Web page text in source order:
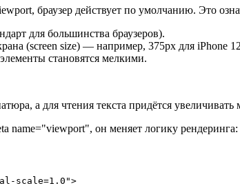
, браузер действует по умолчанию. Это
для большинства браузеров).
(screen size) — например, 375px для iPhone
становятся мелкими.
а для чтения текста придётся
name="viewport", он меняет логику рендеринга:
scale=1.0">